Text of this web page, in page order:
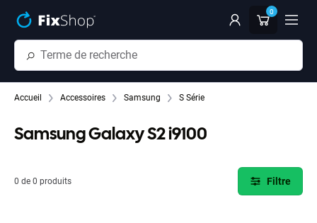
0
Accueil Accessoires Samsung S Série
Samsung Galaxy S2 i9100
0 de 0 produits Filtre